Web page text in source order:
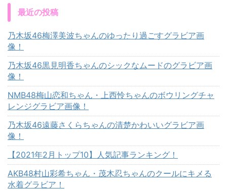
最近の投稿
乃木坂46梅澤美波ちゃんのゆったり過ごすグラビア画
像！
乃木坂46黒見明香ちゃんのシックなムードのグラビア画
像！
NMB48梅山恋和ちゃん・上西怜ちゃんのボウリングチャ
レンジグラビア画像！
乃木坂46遠藤さくらちゃんの清楚かわいいグラビア画
像！
【2021年2月トップ10】人気記事ランキング！
AKB48村山彩希ちゃん・茂木忍ちゃんのクールにキメる
水着グラビア！